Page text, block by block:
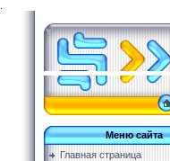
Меню сайта
Главная страница